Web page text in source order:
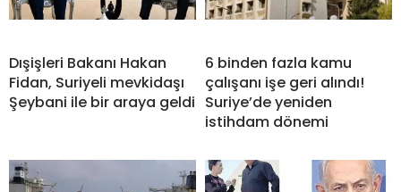
Dışişleri Bakanı Hakan
Fidan, Suriyeli mevkidaşı
Şeybani ile bir araya geldi
6 binden fazla kamu
çalışanı işe geri alındı!
Suriye’de yeniden
istihdam dönemi